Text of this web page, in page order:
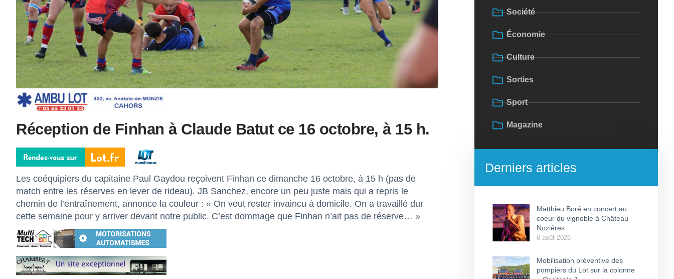
Réception de Finhan à Claude Batut ce 16 octobre, à 15 h.
Les coéquipiers du capitaine Paul Gaydou reçoivent Finhan ce dimanche 16 octobre, à 15 h (pas de
match entre les réserves en lever de rideau). JB Sanchez, encore un peu juste mais qui a repris le
chemin de l’entraînement, annonce la couleur : « On veut rester invaincu à domicile. On a travaillé dur
cette semaine pour y arriver devant notre public. C’est dommage que Finhan n’ait pas de réserve… »
Société
Économie
Culture
Sorties
Sport
Magazine
Derniers articles
Matthieu Boré en concert au
coeur du vignoble à Château
Nozières
6 août 2026
Mobilisation préventive des
pompiers du Lot sur la colonne